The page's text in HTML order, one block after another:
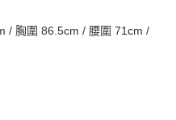
/ 胸圍 86.5cm / 腰圍 71cm /